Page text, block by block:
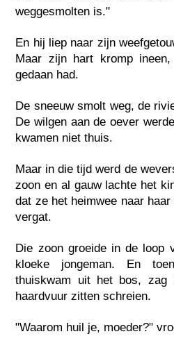
weggesmolten is."
En hij liep naar zijn
Maar zijn hart kromp
gedaan had.
De sneeuw smolt weg, de
De wilgen aan de oever
kwamen niet thuis.
Maar in die tijd werd de
zoon en al gauw lachte het
dat ze het heimwee naar
vergat.
Die zoon groeide in de loop
kloeke jongeman. En
thuiskwam uit het bos,
haardvuur zitten schreien.
"Waarom huil je, moeder?"